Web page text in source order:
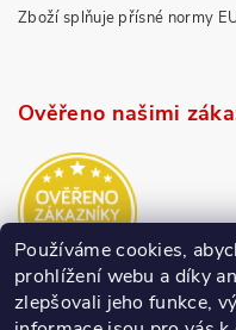
Zboží splňuje přísné normy
Ověřeno našimi
Používáme cookies,
prohlížení webu a díky
zlepšovali jeho funkce,